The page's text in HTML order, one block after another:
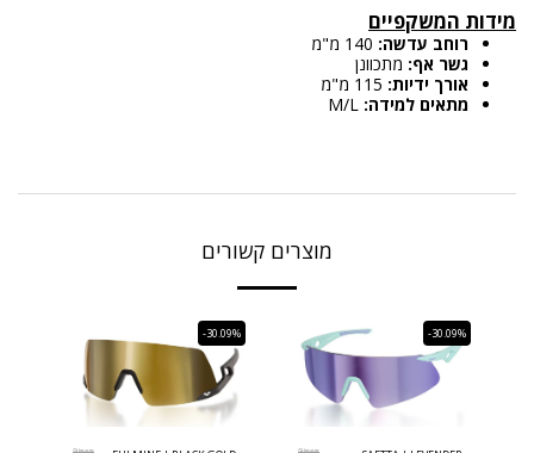
מידות המשקפיים
רוחב עדשה:
גשר אף: מתכוונן
אורך ידיות:
מתאים למידה:
מוצרים קשורים
-30.09%
-30.09%